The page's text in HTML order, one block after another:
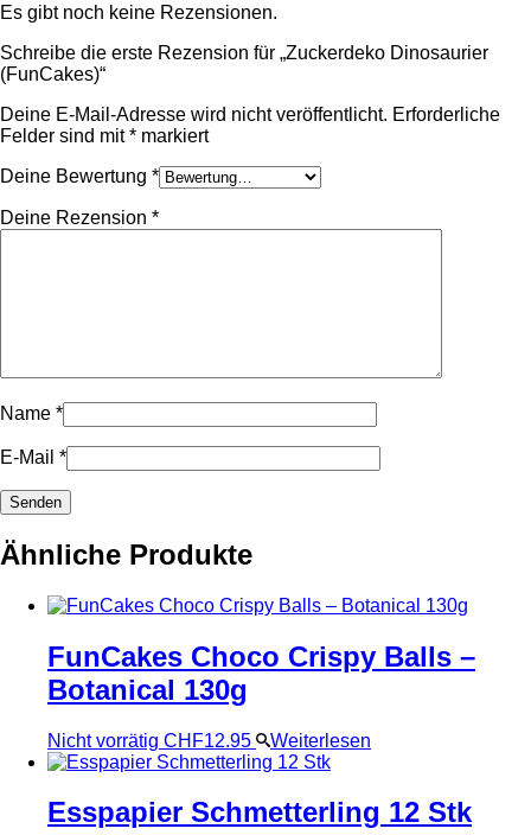
Es gibt noch keine Rezensionen.
Schreibe die erste Rezension für „Zuckerdeko Dinosaurier
(FunCakes)“
Deine E-Mail-Adresse wird nicht veröffentlicht. Erforderliche
Felder sind mit* markiert
Deine Bewertung *
Deine Rezension *
Name *
E-Mail *
Ähnliche Produkte
FunCakes Choco Crispy Balls –
Botanical 130g
Nicht vorrätig CHF12.95 Weiterlesen
Esspapier Schmetterling 12 Stk